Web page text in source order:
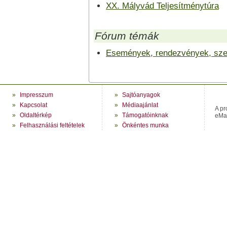
XX. Mályvád Teljesítménytúra
Fórum témák
Események, rendezvények,
»
Impresszum
»
Kapcsolat
» Oldaltérkép
»
Felhasználási feltételek
» Sajtóanyagok
»
Médiaajánlat
» Támogatóinknak
» Önkéntes munka
A